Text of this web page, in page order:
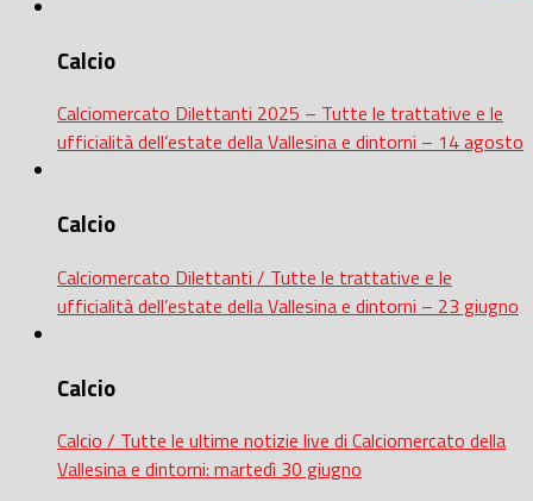
Calcio
Calciomercato Dilettanti 2025 – Tutte le trattative e le
ufficialità dell’estate della Vallesina e dintorni – 14 agosto
Calcio
Calciomercato Dilettanti / Tutte le trattative e le
ufficialità dell’estate della Vallesina e dintorni – 23 giugno
Calcio
Calcio / Tutte le ultime notizie live di Calciomercato della
Vallesina e dintorni: martedì 30 giugno